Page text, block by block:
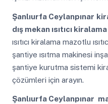
Şanlıurfa Ceylanpınar
dış mekan ısıtıcı
ısıtıcı kiralama mazotlu
şantiye ısıtma makinesi
şantiye kurutma sistemi
çözümleri için arayın.
Şanlıurfa Ceylanpınar